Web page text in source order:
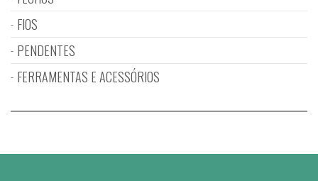
FIOS
PENDENTES
FERRAMENTAS E ACESSÓRIOS